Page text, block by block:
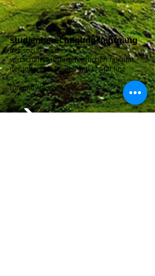
studienberechtigungslehrgang
der sozial- und
wirtschaftswissenschaftlichen fakultät
der johannes kepler universität linz
corporate design & website